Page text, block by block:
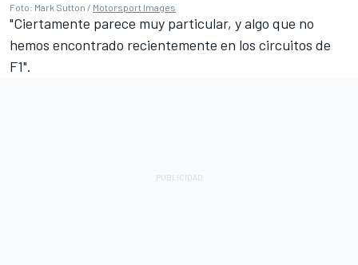
Foto: Mark Sutton / Motorsport Images
"Ciertamente parece muy particular, y algo que no
hemos encontrado recientemente en los circuitos de
F1".